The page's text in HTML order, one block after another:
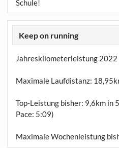
Schule!
Keep on running
Jahreskilometerleistung 2022
Maximale Laufdistanz:
Top-Leistung bisher: 9,6km in
Pace: 5:09)
Maximale Wochenleistung